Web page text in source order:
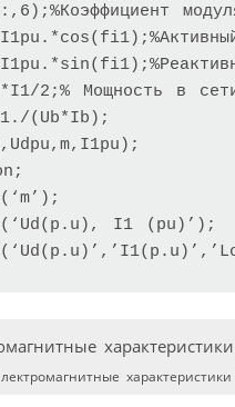
2;% Мощность в
(Ub*Ib);
I1 (pu)’);